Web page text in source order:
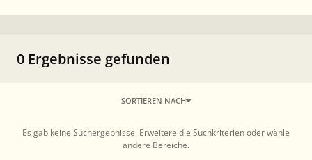
0 Ergebnisse gefunden
SORTIEREN NACH
Es gab keine Suchergebnisse. Erweitere die Suchkriterien oder wähle
andere Bereiche.